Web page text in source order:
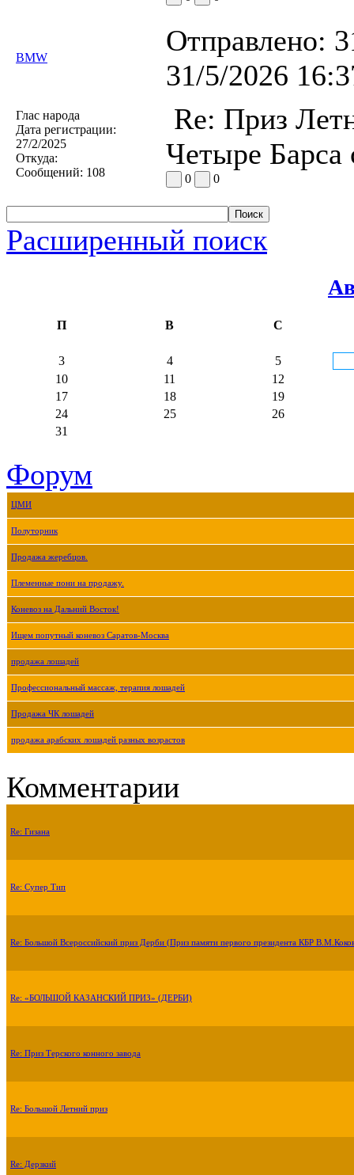
BMW
Отправлено:
31/5/2026
Глас народа
Дата регистрации:
27/2/2025
Откуда:
Сообщений: 108
Re: Приз
Четыре Барса
0 0
Расширенный поиск
П В С
3 4
5
10
11
12
17
18
19
24
25
26
31
Форум
ЦМИ
Полуторник
Продажа жеребцов.
Племенные пони на продажу.
Коневоз на Дальний Восток!
Ищем попутный коневоз Саратов-Москва
продажа лошадей
Профессиональный массаж, терапия лошадей
Продажа ЧК лошадей
продажа арабских лошадей разных возрастов
Комментарии
Re: Гизана
Re: Супер Тип
Re: Большой Всероссийский приз Дерби (Приз памяти первого президента КБР
Re: «БОЛЬШОЙ КАЗАНСКИЙ ПРИЗ» (ДЕРБИ)
Re: Приз Терского конного завода
Re: Большой Летний приз
Re: Дерзкий